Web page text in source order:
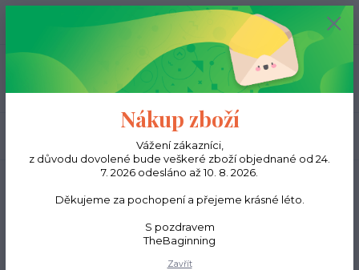
Menu
0,00 Kč
Peněženky Pánská kožená peněženka zip - Černá
Pánská kožená peněženka
zip - Černá
Nákup zboží
Vážení zákazníci,
z důvodu dovolené bude veškeré zboží objednané od 24.
7. 2026 odesláno až 10. 8. 2026.
Děkujeme za pochopení a přejeme krásné léto.
S pozdravem
TheBaginning
Zavřít